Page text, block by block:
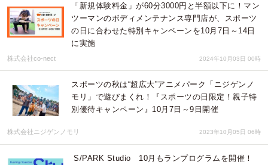
「新規体験料金」が60分3000円と半額以下に！マン
ツーマンのボディメンテナンス専門店が、スポーツ
の日に合わせた特別キャンペーンを10月7日～14日
に実施
株式会社co-nect 2024年10月03日 00時
スポーツの秋は“超広大”アニメパーク「ニジゲンノ
モリ」で遊びまくれ！『スポーツの日限定！親子特
別優待キャンペーン』10月7日～9日開催
株式会社ニジゲンノモリ 2023年10月05日 06時
S/PARK Studio 10月もランプログラムを開催！